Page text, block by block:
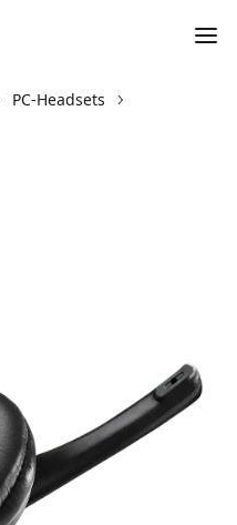
PC-Headsets